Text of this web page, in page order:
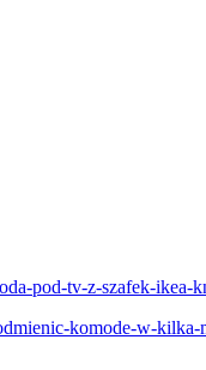
pod-tv-z-szafek-ikea-
komode-w-kilka-